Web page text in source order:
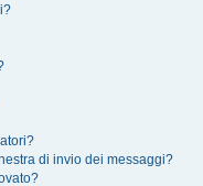
di invio dei messaggi?